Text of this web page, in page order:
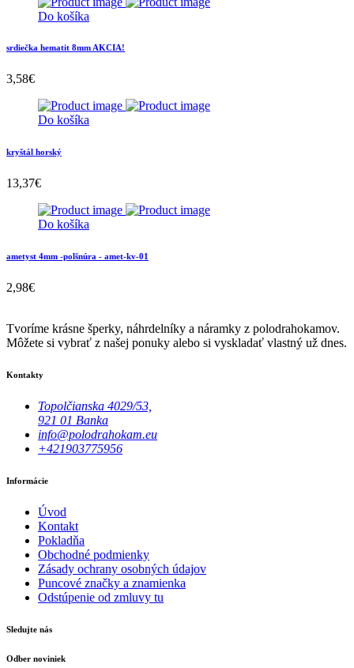
Do košíka
srdiečka hematit 8mm AKCIA!
3,58€
Do košíka
kryštál horský
13,37€
Do košíka
ametyst 4mm -polšnúra - amet-kv-01
2,98€
Tvoríme krásne šperky, náhrdelníky a náramky z polodrahokamov.
Môžete si vybrať z našej ponuky alebo si vyskladať vlastný už dnes.
Kontakty
Topolčianska 4029/53,
921 01 Banka
info@polodrahokam.eu
+421903775956
Informácie
Úvod
Kontakt
Pokladňa
Obchodné podmienky
Zásady ochrany osobných údajov
Puncové značky a znamienka
Odstúpenie od zmluvy tu
Sledujte nás
Odber noviniek